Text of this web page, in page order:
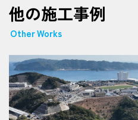
他の施工事例
Other Works